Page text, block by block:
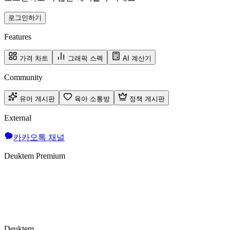
로그인하기
Features
가격 차트 그래픽 스펙 AI 계산기
Community
유머 게시판 육아 소통방 정책 게시판
External
카카오톡 채널
Deuktem Premium